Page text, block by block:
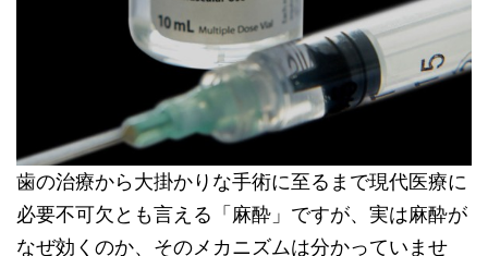
歯の治療から大掛かりな手術に至るまで現代医療に
必要不可欠とも言える「麻酔」ですが、実は麻酔が
なぜ効くのか、そのメカニズムは分かっていませ